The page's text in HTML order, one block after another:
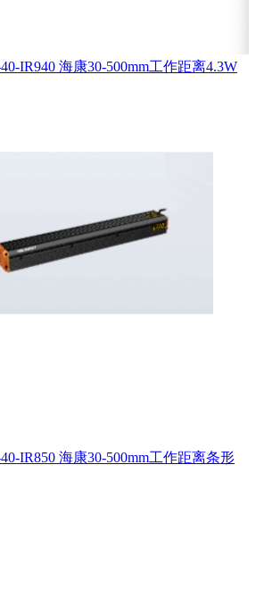
IR940 海康30-500mm工作距离4.3W
IR850 海康30-500mm工作距离条形